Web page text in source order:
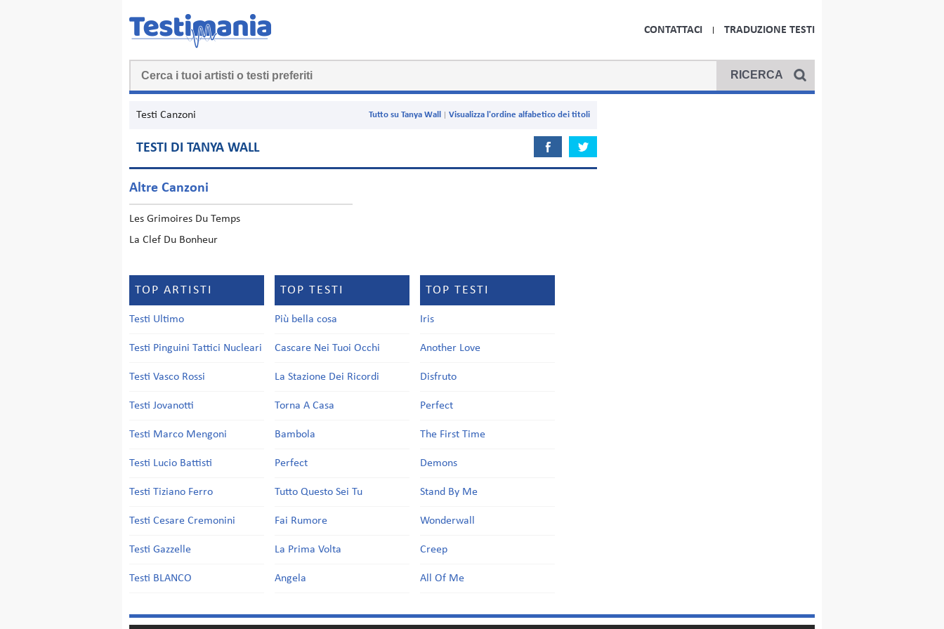
CONTATTACI TRADUZIONE TESTI
Testi Canzoni Visualizza l'ordine alfabetico dei titoli
Tutto su Tanya Wall
TESTI DI TANYA WALL
Altre Canzoni
Les Grimoires Du Temps
La Clef Du Bonheur
TOP ARTISTI
Testi Ultimo
Testi Pinguini Tattici Nucleari
Testi Vasco Rossi
Testi Jovanotti
Testi Marco Mengoni
Testi Lucio Battisti
Testi Tiziano Ferro
Testi Cesare Cremonini
Testi Gazzelle
Testi BLANCO
TOP TESTI
Più bella cosa
Cascare Nei Tuoi Occhi
La Stazione Dei Ricordi
Torna A Casa
Bambola
Perfect
Tutto Questo Sei Tu
Fai Rumore
La Prima Volta
Angela
TOP TESTI
Iris
Another Love
Disfruto
Perfect
The First Time
Demons
Stand By Me
Wonderwall
Creep
All Of Me